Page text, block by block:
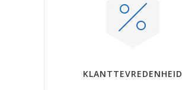
KLANTTEVREDENHEID